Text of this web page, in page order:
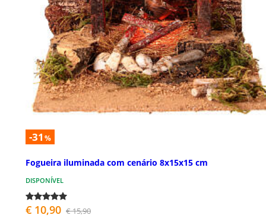
-31 %
Fogueira iluminada com cenário 8x15x15 cm
DISPONÍVEL
€ 10,90 € 15,90